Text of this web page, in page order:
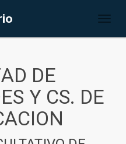
DE
Y CS. DE